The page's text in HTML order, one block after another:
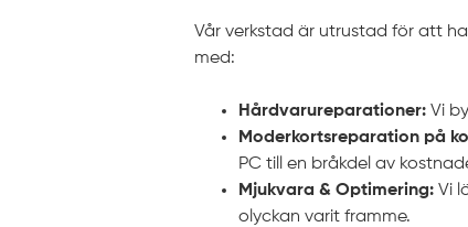
Vår verkstad är utrustad för att
med:
Hårdvarureparationer:Vi
Moderkortsreparation på
PC till en bråkdel av
Mjukvara & Optimering:Vi
olyckan varit framme.